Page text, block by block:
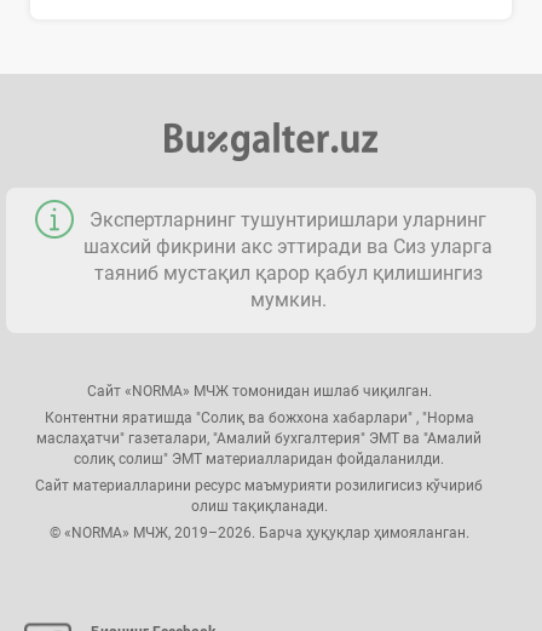
Экспертларнинг тушунтиришлари уларнинг
шахсий фикрини акс эттиради ва Сиз уларга
таяниб мустақил қарор қабул қилишингиз
мумкин.
Сайт «NORMA» МЧЖ томонидан ишлаб чиқилган.
Контентни яратишда "Солиқ ва божхона хабарлари" , "Норма
маслаҳатчи" газеталари, "Амалий бухгалтерия" ЭМТ ва "Амалий
солиқ солиш" ЭМТ материалларидан фойдаланилди.
Сайт материалларини ресурс маъмурияти розилигисиз кўчириб
олиш тақиқланади.
© «NORMA» МЧЖ, 2019–2026. Барча ҳуқуқлар ҳимояланган.